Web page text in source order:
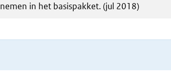
nemen in het basispakket. (jul 2018)